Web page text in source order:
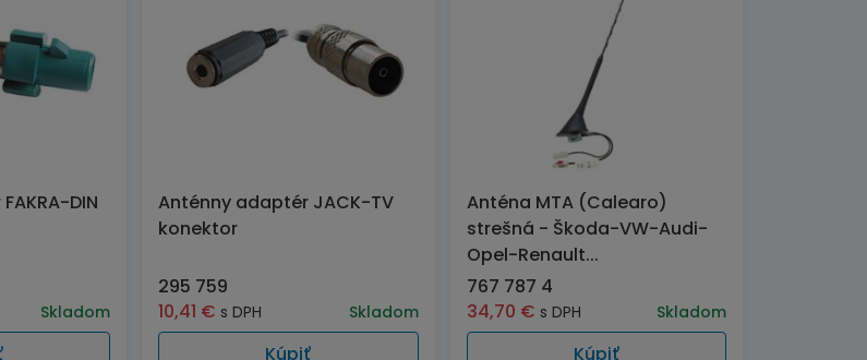
DIN
Skladom
Anténny adaptér JACK-TV
konektor
295 759
10,41 € s DPH Skladom
Kúpiť
Anténa MTA (Calearo)
strešná - Škoda-VW-Audi-
Opel-Renault...
767 787 4
34,70 € s DPH Skladom
Kúpiť